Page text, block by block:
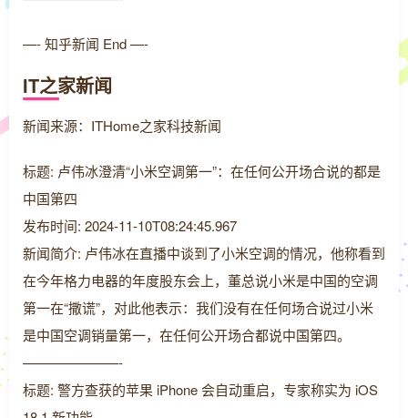
—- 知乎新闻 End —-
IT之家新闻
新闻来源：ITHome之家科技新闻
标题: 卢伟冰澄清“小米空调第一”：在任何公开场合说的都是
中国第四
发布时间: 2024-11-10T08:24:45.967
新闻简介: 卢伟冰在直播中谈到了小米空调的情况，他称看到
在今年格力电器的年度股东会上，董总说小米是中国的空调
第一在“撒谎”，对此他表示：我们没有在任何场合说过小米
是中国空调销量第一，在任何公开场合都说中国第四。
———————-
标题: 警方查获的苹果 iPhone 会自动重启，专家称实为 iOS